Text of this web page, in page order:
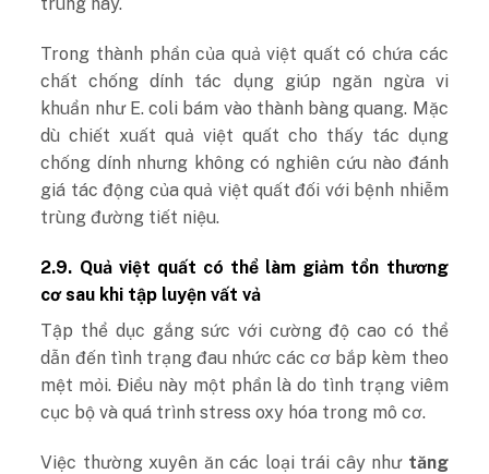
Trong thành phần của quả việt quất có chứa các
chất chống dính tác dụng giúp ngăn ngừa vi
khuẩn như E. coli bám vào thành bàng quang. Mặc
dù chiết xuất quả việt quất cho thấy tác dụng
chống dính nhưng không có nghiên cứu nào đánh
giá tác động của quả việt quất đối với bệnh nhiễm
trùng đường tiết niệu.
2.9. Quả việt quất có thể làm giảm tổn thương
cơ sau khi tập luyện vất vả
Tập thể dục gắng sức với cường độ cao có thể
dẫn đến tình trạng đau nhức các cơ bắp kèm theo
mệt mỏi. Điều này một phần là do tình trạng viêm
cục bộ và quá trình stress oxy hóa trong mô cơ.
Việc thường xuyên ăn các loại trái cây như tăng